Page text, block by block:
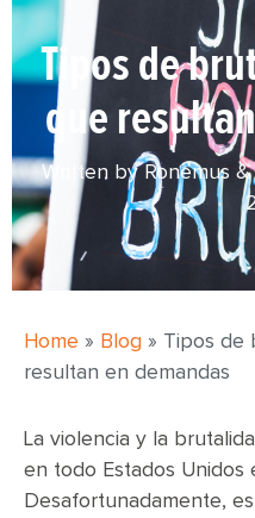
Tipos de
que
Written by Ronemus
Home » Blog » Tipos de
resultan en demandas
La violencia y la
en todo Estados Unidos
Desafortunadamente,